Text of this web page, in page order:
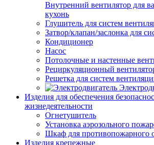
Внутренний вентилятор для
кухонь
Глушитель для систем
Затвор/клапан/заслонка для
Кондиционер
Насос
Потолочные и настенные
Рециркуляционный
Решетка для систем
Изделия для обеспечения
жизнедеятельности
Огнетушитель
Установка аэрозольного
Шкаф для противопожарного
Изделия крепежные